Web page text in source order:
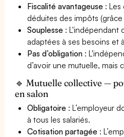
Fiscalité avantageuse :
déduites des impôts (grâce
Souplesse : L'indépendant
adaptées à ses besoins et
Pas d’obligation :
d’avoir une mutuelle, mais
🔹 Mutuelle collective —
en salon
Obligatoire : L’employeur
à tous les salariés.
Cotisation partagée :